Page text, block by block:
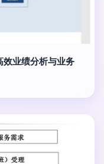
业绩分析与业务